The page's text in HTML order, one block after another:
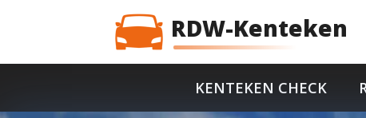
RDW-Kenteken
KENTEKEN CHECK